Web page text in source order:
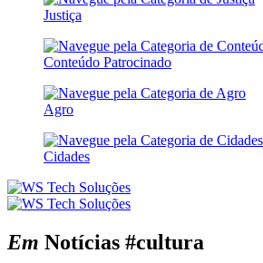
Justiça
Conteúdo Patrocinado
Agro
Cidades
Em Notícias #cultura